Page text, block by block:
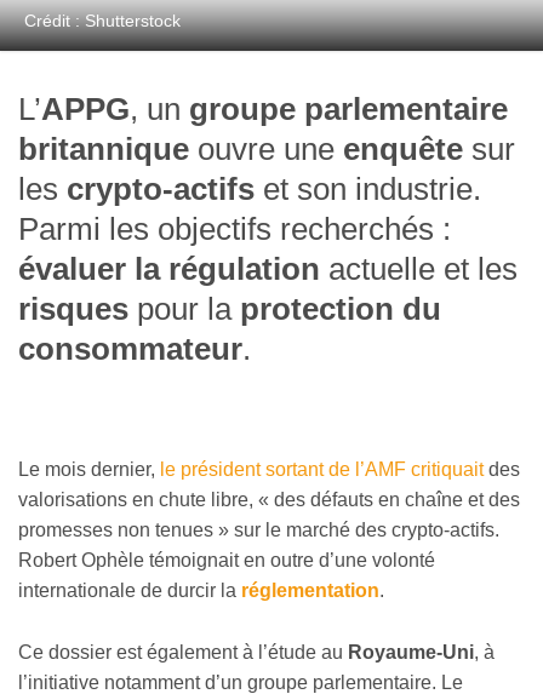
Crédit : Shutterstock
L’APPG, un groupe parlementaire
britannique ouvre une enquête sur
les crypto-actifs et son industrie.
Parmi les objectifs recherchés :
évaluer la régulation actuelle et les
risques pour la protection du
consommateur.
Le mois dernier, le président sortant de l’AMF critiquaitdes
valorisations en chute libre, « des défauts en chaîne et des
promesses non tenues » sur le marché des crypto-actifs.
Robert Ophèle témoignait en outre d’une volonté
internationale de durcir la réglementation.
Ce dossier est également à l’étude au Royaume-Uni, à
l’initiative notamment d’un groupe parlementaire. Le